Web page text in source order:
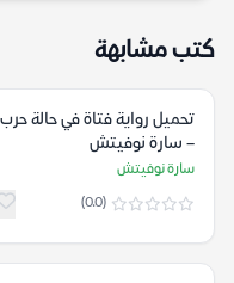
كتب مشابهة
تحميل رواية فتاة في حالة حرب
– سارة نوفيتش
سارة نوفيتش
(0.0)